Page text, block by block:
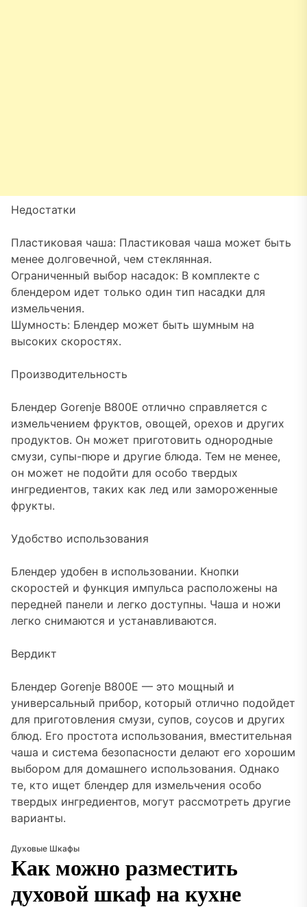
Недостатки
Пластиковая чаша: Пластиковая чаша может быть
менее долговечной, чем стеклянная.
Ограниченный выбор насадок: В комплекте с
блендером идет только один тип насадки для
измельчения.
Шумность: Блендер может быть шумным на
высоких скоростях.
Производительность
Блендер Gorenje B800E отлично справляется с
измельчением фруктов, овощей, орехов и других
продуктов. Он может приготовить однородные
смузи, супы-пюре и другие блюда. Тем не менее,
он может не подойти для особо твердых
ингредиентов, таких как лед или замороженные
фрукты.
Удобство использования
Блендер удобен в использовании. Кнопки
скоростей и функция импульса расположены на
передней панели и легко доступны. Чаша и ножи
легко снимаются и устанавливаются.
Вердикт
Блендер Gorenje B800E — это мощный и
универсальный прибор, который отлично подойдет
для приготовления смузи, супов, соусов и других
блюд. Его простота использования, вместительная
чаша и система безопасности делают его хорошим
выбором для домашнего использования. Однако
те, кто ищет блендер для измельчения особо
твердых ингредиентов, могут рассмотреть другие
варианты.
Духовые Шкафы
Как можно разместить
духовой шкаф на кухне